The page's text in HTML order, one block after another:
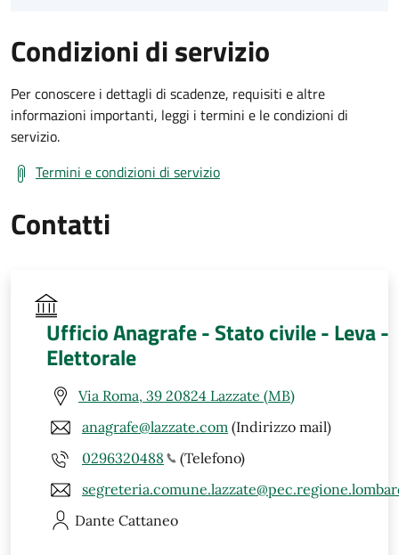
Condizioni di servizio
Per conoscere i dettagli di scadenze, requisiti e altre
informazioni importanti, leggi i termini e le condizioni di
servizio.
Termini e condizioni di servizio
Contatti
Ufficio Anagrafe - Stato civile - Leva -
Elettorale
Via Roma, 39 20824 Lazzate (MB)
anagrafe@lazzate.com (Indirizzo mail)
0296320488
(Telefono)
Dante Cattaneo